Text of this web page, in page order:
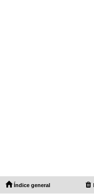
Índice general